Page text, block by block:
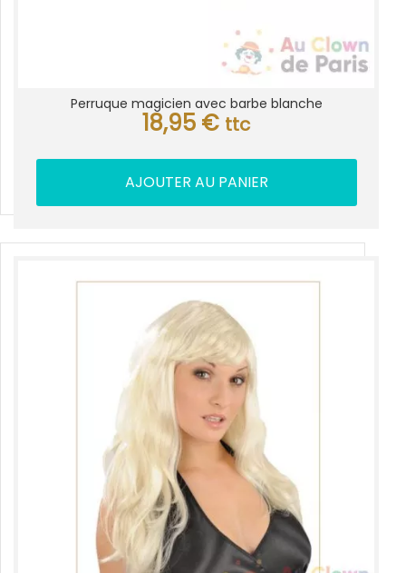
Perruque magicien avec barbe blanche
18,95 € ttc
AJOUTER AU PANIER